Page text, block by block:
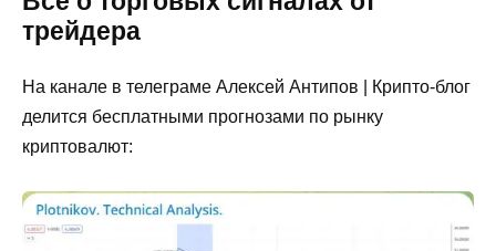
трейдера
На канале в телеграме Алексей Антипов | Крипто-блог
делится бесплатными прогнозами по рынку
криптовалют: